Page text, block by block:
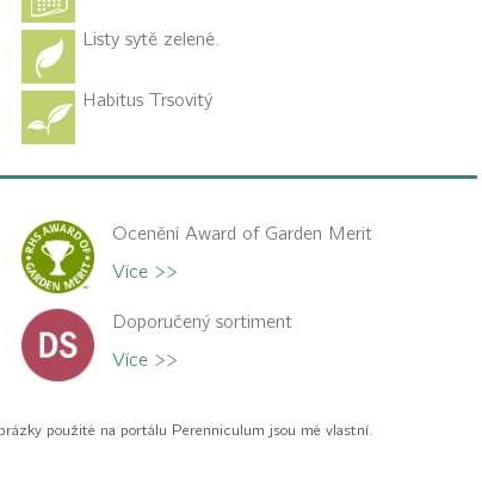
Listy sytě zelené.
Habitus Trsovitý
Ocenění Award of Garden Merit
Více >>
Doporučený sortiment
Více >>
použité na portálu Perenniculum jsou mé vlastní.